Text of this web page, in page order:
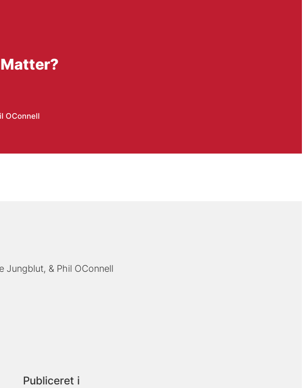
OConnell
Jungblut, Phil OConnell
Publiceret i